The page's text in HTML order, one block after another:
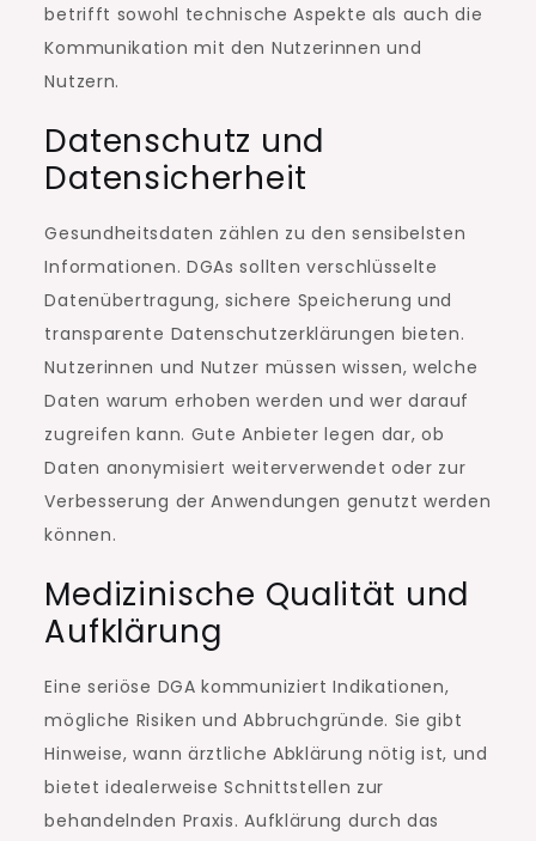
betrifft sowohl technische Aspekte als auch die
Kommunikation mit den Nutzerinnen und
Nutzern.
Datenschutz und
Datensicherheit
Gesundheitsdaten zählen zu den sensibelsten
Informationen. DGAs sollten verschlüsselte
Datenübertragung, sichere Speicherung und
transparente Datenschutzerklärungen bieten.
Nutzerinnen und Nutzer müssen wissen, welche
Daten warum erhoben werden und wer darauf
zugreifen kann. Gute Anbieter legen dar, ob
Daten anonymisiert weiterverwendet oder zur
Verbesserung der Anwendungen genutzt werden
können.
Medizinische Qualität und
Aufklärung
Eine seriöse DGA kommuniziert Indikationen,
mögliche Risiken und Abbruchgründe. Sie gibt
Hinweise, wann ärztliche Abklärung nötig ist, und
bietet idealerweise Schnittstellen zur
behandelnden Praxis. Aufklärung durch das